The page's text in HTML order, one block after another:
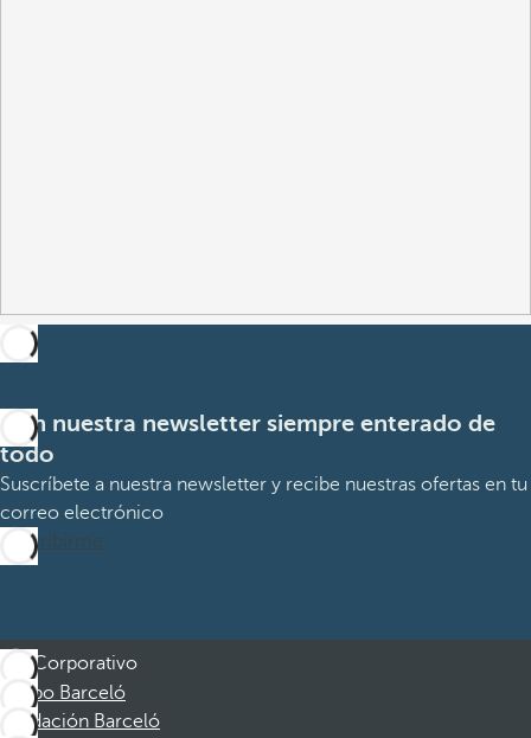
Con nuestra newsletter siempre enterado de
todo
Suscríbete a nuestra newsletter y recibe nuestras ofertas en tu
correo electrónico
Suscribirme
Corporativo
Grupo Barceló
Fundación Barceló